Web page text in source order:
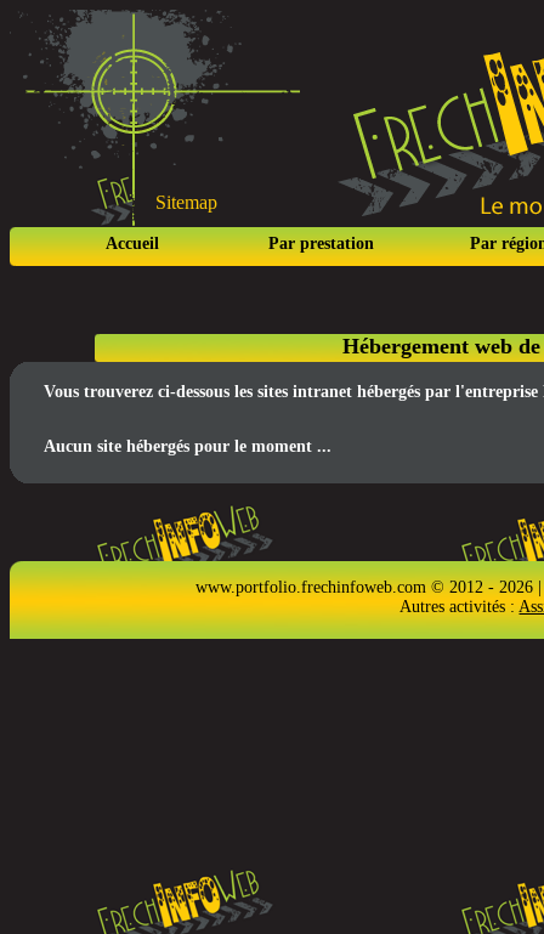
Sitemap
Accueil Par prestation Par
Hébergement web
Vous trouverez ci-dessous les sites intranet hébergés par
Aucun site hébergés pour le moment ...
www.portfolio.frechinfoweb.com © 2012 - 2026
Autres activités :